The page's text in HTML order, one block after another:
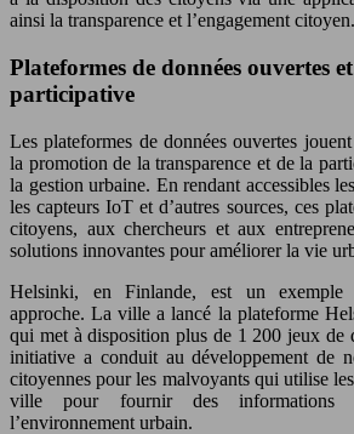
ainsi la transparence et l’engagement citoyen.
Plateformes de données ouvertes
participative
Les plateformes de données ouvertes
la promotion de la transparence et de la
la gestion urbaine. En rendant accessibles
les capteurs IoT et d’autres sources, ces
citoyens, aux chercheurs et aux
solutions innovantes pour améliorer la vie
Helsinki, en Finlande, est un exemple
approche. La ville a lancé la plateforme
qui met à disposition plus de 1 200 jeux de
initiative a conduit au développement de
citoyennes pour les malvoyants qui utilise
ville pour fournir des informations
l’environnement urbain.